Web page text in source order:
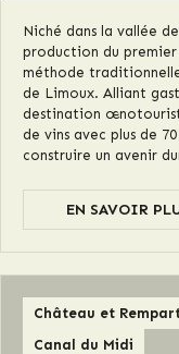
Niché dans la vallée
production du
méthode
de Limoux. Alliant
destination
de vins avec plus de
construire un avenir
EN SAVOIR
Château et
Canal du Midi